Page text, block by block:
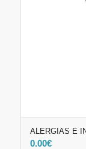
ALERGIAS E
0.00€